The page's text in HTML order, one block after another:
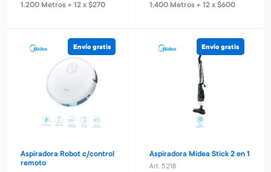
1.200 Metros + 12 x $270
1.400 Metros + 12 x $600
Envío gratis
Aspiradora Robot c/control
remoto
Envío gratis
Aspiradora Midea Stick 2 en 1
Art. 5.218